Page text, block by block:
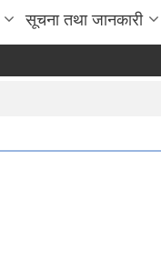
सूचना तथा जानकारी